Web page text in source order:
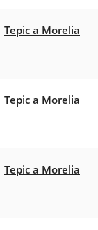
Tepic a Morelia
Tepic a Morelia
Tepic a Morelia